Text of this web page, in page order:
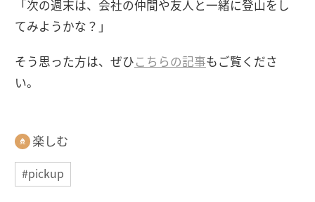
「次の週末は、会社の仲間や友人と一緒に登山をし
てみようかな？」
そう思った方は、ぜひこちらの記事もご覧くださ
い。
楽しむ
#pickup